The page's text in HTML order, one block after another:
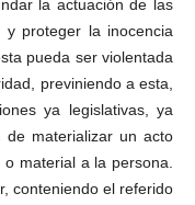
la actuación de las
y proteger la inocencia
pueda ser violentada
previniendo a esta,
ya legislativas, ya
de materializar un acto
material a la persona.
conteniendo el referido